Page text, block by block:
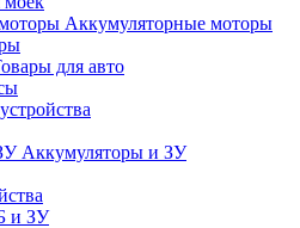
Аккумуляторные моторы
для авто
Аккумуляторы и ЗУ
и ЗУ